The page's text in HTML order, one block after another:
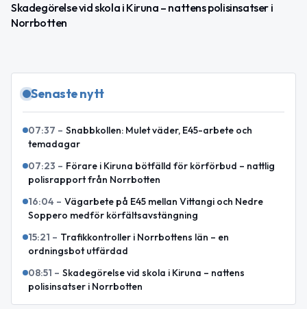
Skadegörelse vid skola i Kiruna – nattens polisinsatser i
Norrbotten
Senaste nytt
07:37 – Snabbkollen: Mulet väder, E45-arbete och
temadagar
07:23 – Förare i Kiruna bötfälld för körförbud – nattlig
polisrapport från Norrbotten
16:04 – Vägarbete på E45 mellan Vittangi och Nedre
Soppero medför körfältsavstängning
15:21 – Trafikkontroller i Norrbottens län – en
ordningsbot utfärdad
08:51 – Skadegörelse vid skola i Kiruna – nattens
polisinsatser i Norrbotten